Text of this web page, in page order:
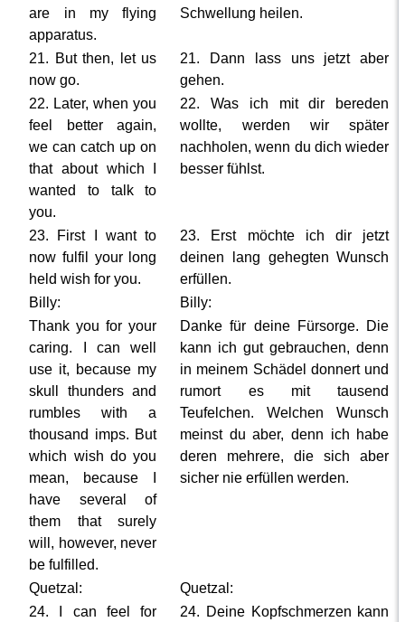
are in my flying
apparatus.
Schwellung heilen.
21. But then, let us
now go.
21. Dann lass uns jetzt aber
gehen.
22. Later, when you
feel better again,
we can catch up on
that about which I
wanted to talk to
you.
22. Was ich mit dir bereden
wollte, werden wir später
nachholen, wenn du dich wieder
besser fühlst.
23. First I want to
now fulfil your long
held wish for you.
23. Erst möchte ich dir jetzt
deinen lang gehegten Wunsch
erfüllen.
Billy:
Billy:
Thank you for your
caring. I can well
use it, because my
skull thunders and
rumbles with a
thousand imps. But
which wish do you
mean, because I
have several of
them that surely
will, however, never
be fulfilled.
Danke für deine Fürsorge. Die
kann ich gut gebrauchen, denn
in meinem Schädel donnert und
rumort es mit tausend
Teufelchen. Welchen Wunsch
meinst du aber, denn ich habe
deren mehrere, die sich aber
sicher nie erfüllen werden.
Quetzal:
Quetzal:
24. I can feel for
24. Deine Kopfschmerzen kann